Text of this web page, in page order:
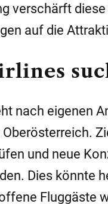
verschärft
auf die
nach eigenen
und neue
Dies könnte
Fluggäste